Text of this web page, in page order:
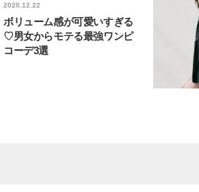
2020.12.22
ボリューム感が可愛いすぎる
♡男女からモテる最強ワンピ
コーデ3選